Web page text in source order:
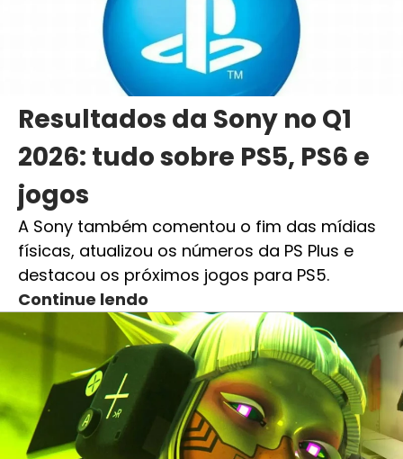
Resultados da Sony no Q1
2026: tudo sobre PS5, PS6 e
jogos
A Sony também comentou o fim das mídias
físicas, atualizou os números da PS Plus e
destacou os próximos jogos para PS5.
Continue lendo